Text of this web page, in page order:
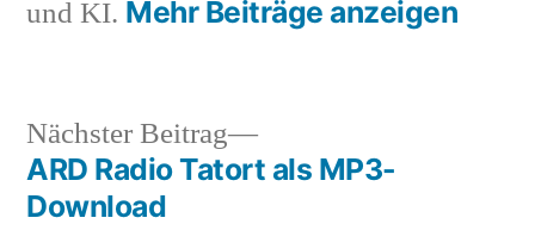
und KI. Mehr Beiträge anzeigen
Beitragsnavigation
Nächster Beitrag
Nächster
Beitrag:
ARD Radio Tatort als MP3-
Download